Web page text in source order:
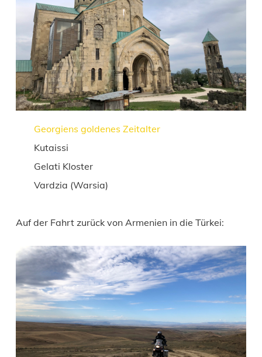
Georgiens goldenes Zeitalter
Kutaissi
Gelati Kloster
Vardzia (Warsia)
Auf der Fahrt zurück von Armenien in die Türkei: